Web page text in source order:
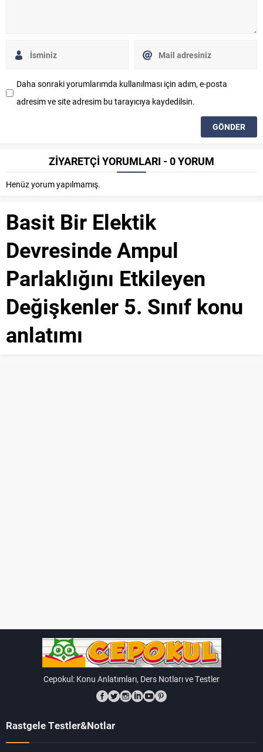
Daha sonraki yorumlarımda kullanılması için adım, e-posta
adresim ve site adresim bu tarayıcıya kaydedilsin.
ZİYARETÇİ YORUMLARI - 0 YORUM
Henüz yorum yapılmamış.
Basit Bir Elektik
Devresinde Ampul
Parlaklığını Etkileyen
Değişkenler 5. Sınıf konu
anlatımı
Cepokul: Konu Anlatımları, Ders Notları ve Testler
Rastgele Testler&Notlar